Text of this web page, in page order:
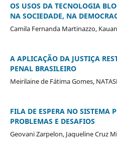
OS USOS DA TECNOLOGIA
NA SOCIEDADE, NA
Camila Fernanda Martinazzo,
A APLICAÇÃO DA JUSTIÇA
PENAL BRASILEIRO
Meirilaine de Fátima Gomes,
FILA DE ESPERA NO SISTEMA
PROBLEMAS E DESAFIOS
Geovani Zarpelon, Jaqueline Cruz